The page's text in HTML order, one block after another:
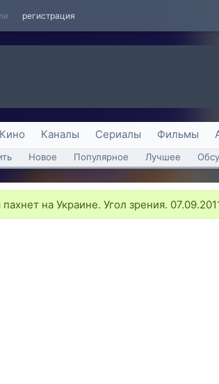
регистрация
Кино Каналы Сериалы Фильмы
Новое Популярное Лучшее
на Украине. Угол зрения.